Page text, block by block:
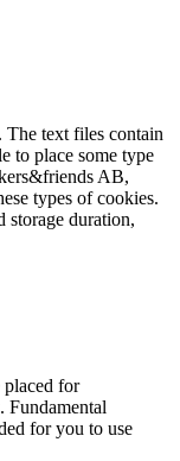
text files contain
to place some type
AB,
types of cookies.
storage duration,
placed for
Fundamental
for you to use